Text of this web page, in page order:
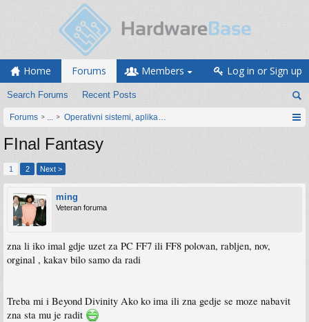
Home Forums
Search Forums Recent Posts
Members Log in or Sign up
Forums ... Operativni sistemi, aplikacije i programiranje
FInal Fantasy
1 2 Next >
ming
Veteran foruma
zna li iko imal gdje uzet za PC FF7 ili FF8 polovan, rabljen, nov,
orginal , kakav bilo samo da radi
Treba mi i Beyond Divinity Ako ko ima ili zna gedje se moze nabavit
zna sta mu je radit